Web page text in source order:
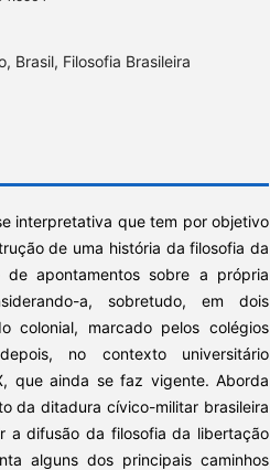
Brasil, Filosofia Brasileira
interpretativa que tem por objetivo
de uma história da filosofia da
apontamentos sobre a própria
a, sobretudo, em dois
colonial, marcado pelos colégios
no contexto universitário
que ainda se faz vigente. Aborda
da ditadura cívico-militar brasileira
a difusão da filosofia da libertação
alguns dos principais caminhos